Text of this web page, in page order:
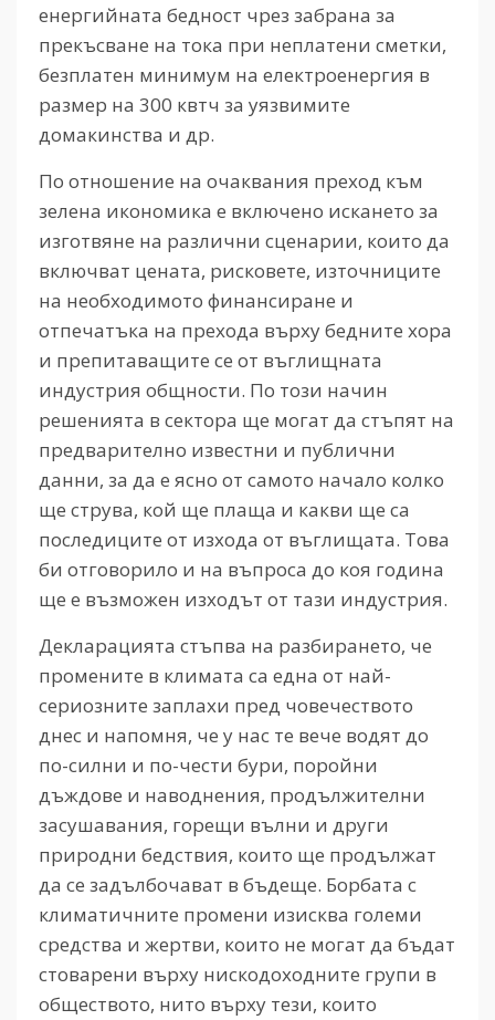
енергийната бедност чрез забрана за
прекъсване на тока при неплатени сметки,
безплатен минимум на електроенергия в
размер на 300 квтч за уязвимите
домакинства и др.
По отношение на очаквания преход към
зелена икономика е включено искането за
изготвяне на различни сценарии, които да
включват цената, рисковете, източниците
на необходимото финансиране и
отпечатъка на прехода върху бедните хора
и препитаващите се от въглищната
индустрия общности. По този начин
решенията в сектора ще могат да стъпят на
предварително известни и публични
данни, за да е ясно от самото начало колко
ще струва, кой ще плаща и какви ще са
последиците от изхода от въглищата. Това
би отговорило и на въпроса до коя година
ще е възможен изходът от тази индустрия.
Декларацията стъпва на разбирането, че
промените в климата са една от най-
сериозните заплахи пред човечеството
днес и напомня, че у нас те вече водят до
по-силни и по-чести бури, поройни
дъждове и наводнения, продължителни
засушавания, горещи вълни и други
природни бедствия, които ще продължат
да се задълбочават в бъдеще. Борбата с
климатичните промени изисква големи
средства и жертви, които не могат да бъдат
стоварени върху нискодоходните групи в
обществото, нито върху тези, които